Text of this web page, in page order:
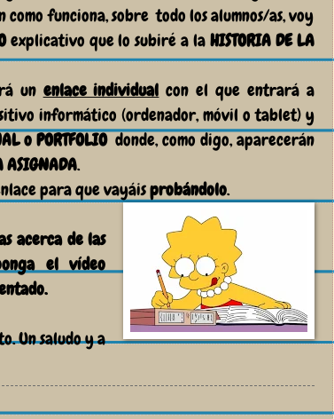
como funciona, sobre todo los alumnos/as, voy
explicativo que lo subiré a laHISTORIA DE LA
un enlace individual con el que entrará a
informático (ordenador, móvil o tablet) y
o PORTFOLIOdonde, como digo, aparecerán
ASIGNADA.
para que vayáisprobándolo.
acerca de las
elvídeo
Un saludo y a